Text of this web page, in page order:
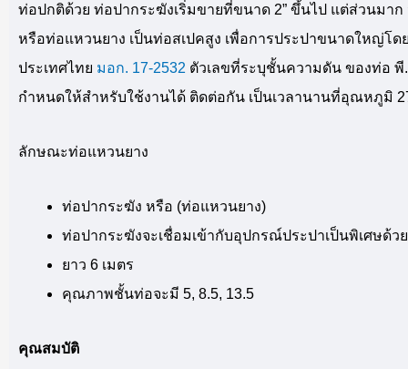
ท่อปกติด้วย ท่อปากระฆังเริ่มขายที่ขนาด 2” ขึ้นไป แต่ส่วนมา
หรือท่อแหวนยาง เป็นท่อสเปคสูง เพื่อการประปาขนาดใหญ่
ประเทศไทย มอก. 17-2532 ตัวเลขที่ระบุชั้นความดัน ของท่อ พี
กำหนดให้สำหรับใช้งานได้ ติดต่อกัน เป็นเวลานานที่อุณหภูมิ
ลักษณะท่อแหวนยาง
ท่อปากระฆัง หรือ (ท่อแหวนยาง)
ท่อปากระฆังจะเชื่อมเข้ากับอุปกรณ์ประปาเป็นพิเศษด้ว
ยาว 6 เมตร
คุณภาพชั้นท่อจะมี 5, 8.5, 13.5
คุณสมบัติ